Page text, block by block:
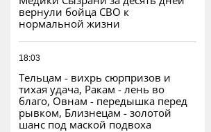
вернули бойца СВО к
нормальной жизни
18:03
Тельцам - вихрь сюрпризов и
тихая удача, Ракам - лень во
благо, Овнам - передышка перед
рывком, Близнецам - золотой
шанс под маской подвоха